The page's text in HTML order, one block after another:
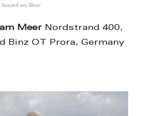
am Meer
Meer Nordstrand 400,
Binz OT Prora, Germany